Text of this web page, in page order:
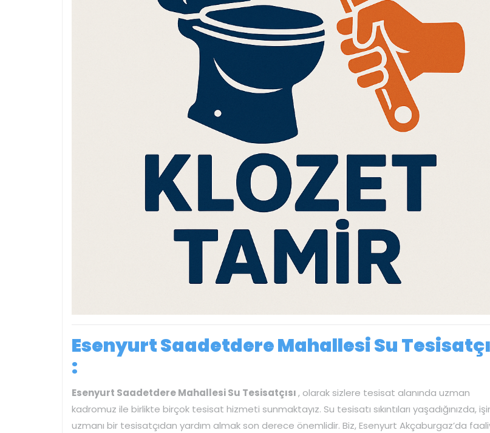
Esenyurt Saadetdere Mahallesi Su
:
Esenyurt Saadetdere Mahallesi Su Tesisatçısı, olarak sizlere tesisat alanında uzman
kadromuz ile birlikte birçok tesisat hizmeti sunmaktayız. Su tesisatı sıkıntıları yaşadığınızda,
uzmanı bir tesisatçıdan yardım almak son derece önemlidir. Biz, Esenyurt Akçaburgaz’da